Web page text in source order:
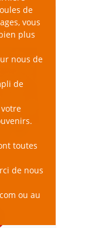
de
vous
plus
nous de
de
toutes
de nous
ou au